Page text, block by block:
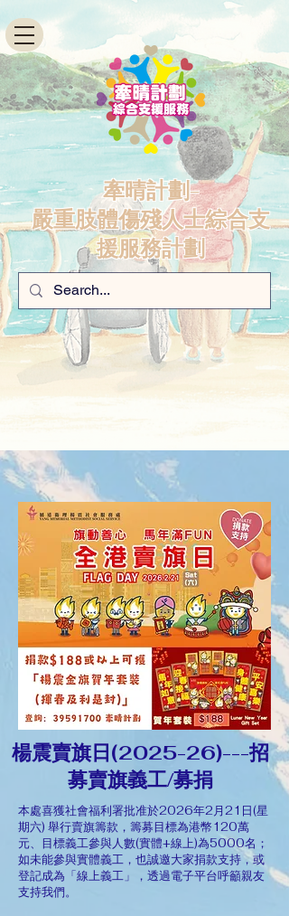
牽晴計劃-
嚴重肢體傷殘人士綜合支
援服務計劃
楊震賣旗日(2025-26)---招
募賣旗義工/募捐
本處喜獲社會福利署批准於2026年2月21日(星
期六) 舉行賣旗籌款，籌募目標為港幣120萬
元、目標義工參與人數(實體+線上)為5000名；
如未能參與實體義工，也誠邀大家捐款支持，或
登記成為「線上義工」，透過電子平台呼籲親友
支持我們。